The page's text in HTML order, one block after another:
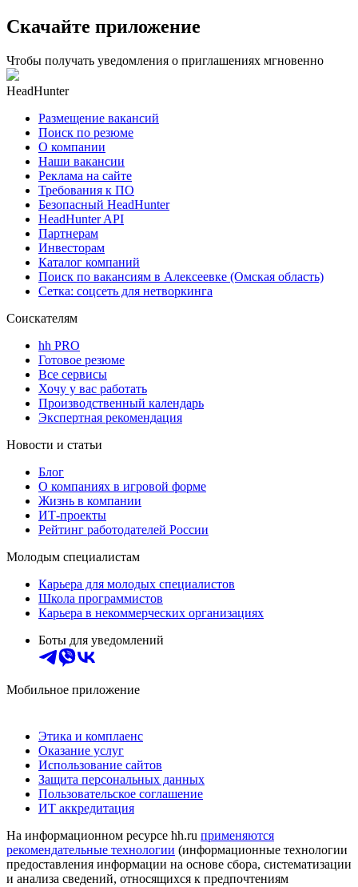
Скачайте приложение
Чтобы получать уведомления о приглашениях мгновенно
HeadHunter
Размещение вакансий
Поиск по резюме
О компании
Наши вакансии
Реклама на сайте
Требования к ПО
Безопасный HeadHunter
HeadHunter API
Партнерам
Инвесторам
Каталог компаний
Поиск по вакансиям в Алексеевке (Омская область)
Сетка: соцсеть для нетворкинга
Соискателям
hh PRO
Готовое резюме
Все сервисы
Хочу у вас работать
Производственный календарь
Экспертная рекомендация
Новости и статьи
Блог
О компаниях в игровой форме
Жизнь в компании
ИТ-проекты
Рейтинг работодателей России
Молодым специалистам
Карьера для молодых специалистов
Школа программистов
Карьера в некоммерческих организациях
Боты для уведомлений
Мобильное приложение
Этика и комплаенс
Оказание услуг
Использование сайтов
Защита персональных данных
Пользовательское соглашение
ИТ аккредитация
На информационном ресурсе hh.ru применяются
рекомендательные технологии (информационные технологии
предоставления информации на основе сбора, систематизации
и анализа сведений, относящихся к предпочтениям